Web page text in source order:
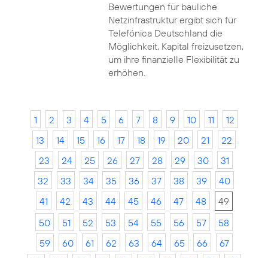
Bewertungen für bauliche
Netzinfrastruktur ergibt sich für
Telefónica Deutschland die
Möglichkeit, Kapital freizusetzen,
um ihre finanzielle Flexibilität zu
erhöhen.
1 2 3 4 5 6 7 8 9 10 11
12
13
14 15 16 17 18 19 20 21
22
23
24 25 26 27 28 29 30
31
32
33 34 35 36 37 38 39
40
41
42 43 44 45 46 47 48
49
50
51 52 53 54 55 56 57
58
59
60 61 62 63 64 65 66
67